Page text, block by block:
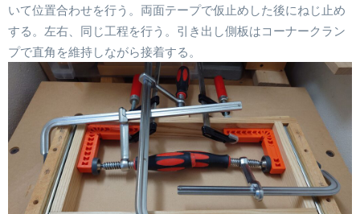
いて位置合わせを行う。両面テープで仮止めした後にねじ止め
する。左右、同じ工程を行う。引き出し側板はコーナークラン
プで直角を維持しながら接着する。